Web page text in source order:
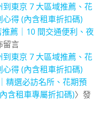
東京 7 大區域推薦、花
得 (內含租車折扣碼)
薦｜10 間交通便利、夜
留言
東京 7 大區域推薦、花
得 (內含租車折扣碼)
精選必訪名所、花期預
含租車專屬折扣碼)〉發